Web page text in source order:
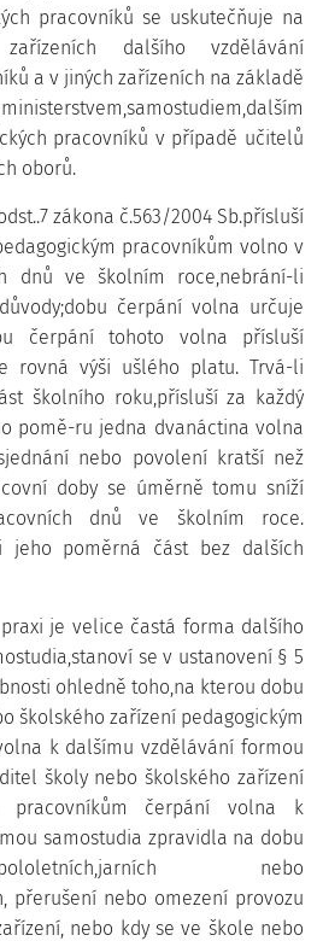
pracovníků se uskutečňuje na
dalšího vzdělávání
a v jiných zařízeních na základě
pracovníků v případě učitelů
oborů.
zákona č.563/2004 Sb.přísluší
pracovníkům volno v
dnů ve školním roce,nebrání-li
čerpání volna určuje
čerpání tohoto volna přísluší
rovná výši ušlého platu. Trvá-li
školního roku,přísluší za každý
pomě-ru jedna dvanáctina volna
nebo povolení kratší než
doby se úměrně tomu sníží
dnů ve školním roce.
jeho poměrná část bez dalších
je velice častá forma dalšího
se v ustanovení § 5
ohledně toho,na kterou dobu
školského zařízení pedagogickým
k dalšímu vzdělávání formou
školy nebo školského zařízení
pracovníkům čerpání volna k
samostudia zpravidla na dobu
nebo
přerušení nebo omezení provozu
nebo kdy se ve škole nebo